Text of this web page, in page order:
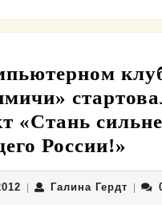
«Стань
России!»
08.09.2012Галина Гердт